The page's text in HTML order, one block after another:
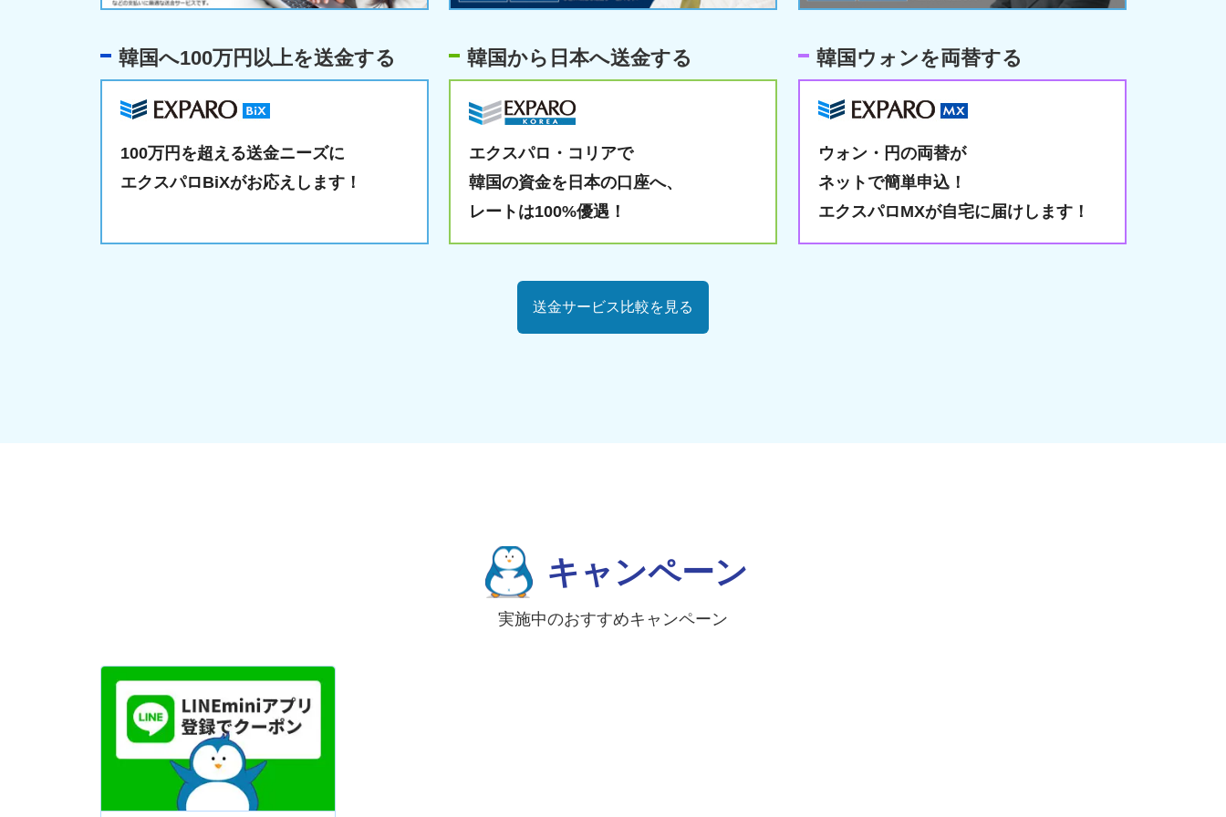
韓国へ100万円以上を送金する
100万円を超える送金ニーズに
エクスパロBiXがお応えします！
韓国から日本へ送金する
エクスパロ・コリアで
韓国の資金を日本の口座へ、
レートは100%優遇！
韓国ウォンを両替する
ウォン・円の両替が
ネットで簡単申込！
エクスパロMXが自宅に届けします！
送金サービス比較を見る
キャンペーン
実施中のおすすめキャンペーン